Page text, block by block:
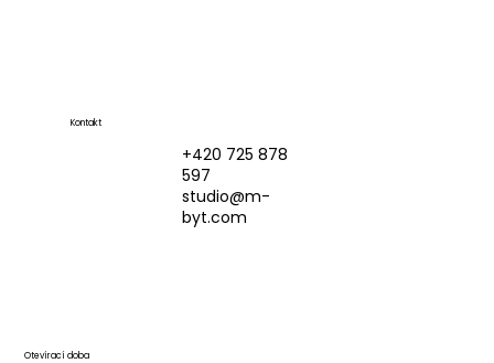
Otevírací doba
Kontakt
+420 725 878
597
studio@m-
byt.com